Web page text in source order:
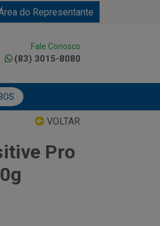
do Representante
Fale Conosco
(83) 3015-8080
VOLTAR
Pro